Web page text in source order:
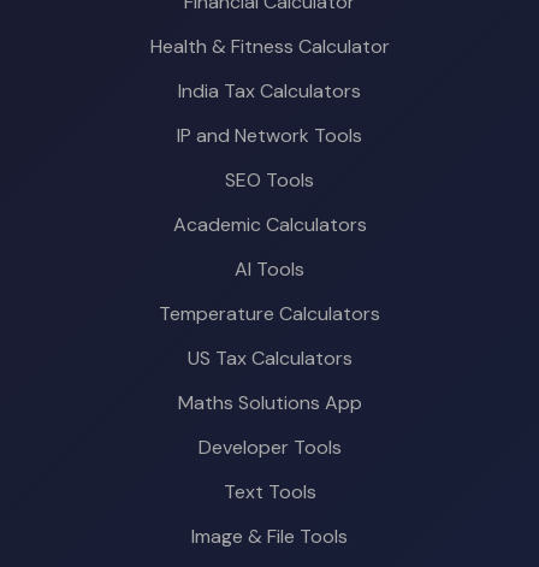
Health & Fitness Calculator
India Tax Calculators
IP and Network Tools
SEO Tools
Academic Calculators
AI Tools
Temperature Calculators
US Tax Calculators
Maths Solutions App
Developer Tools
Text Tools
Image & File Tools